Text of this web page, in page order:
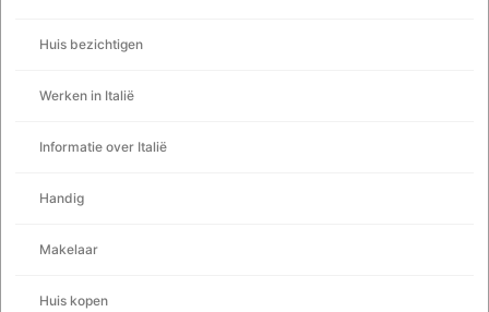
Huis bezichtigen
Werken in Italië
Informatie over Italië
Handig
Makelaar
Huis kopen